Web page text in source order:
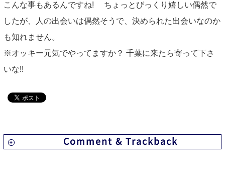
ABOUT US
こんな事もあるんですね! ちょっとびっくり嬉しい偶然で
したが、人の出会いは偶然そうで、決められた出会いなのか
も知れません。
※オッキー元気でやってますか？ 千葉に来たら寄って下さ
いな!!
Comment & Trackback